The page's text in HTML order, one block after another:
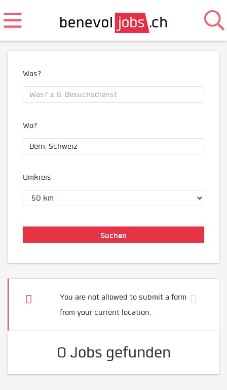
Was?
Wo?
Umkreis
You are not allowed to submit a form
from your current location.
0 Jobs gefunden